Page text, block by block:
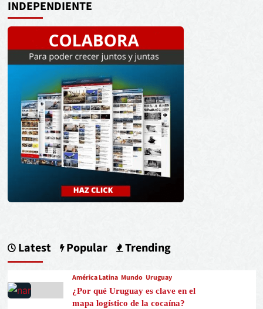
INDEPENDIENTE
Latest Popular Trending
América Latina Mundo Uruguay
¿Por qué Uruguay es clave en el
mapa logístico de la cocaína?